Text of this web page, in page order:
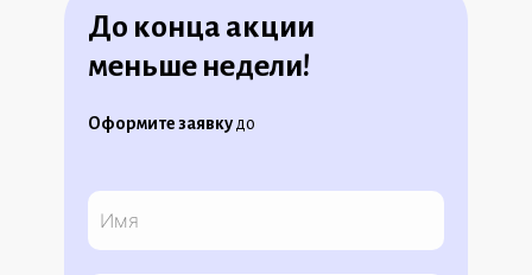
До конца акции
меньше недели!
Оформите заявкудо